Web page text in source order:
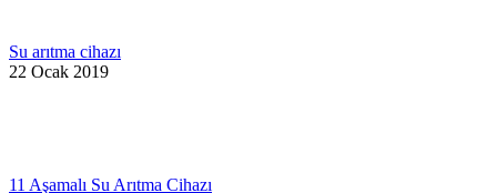
Su arıtma cihazı
22 Ocak 2019
11 Aşamalı Su Arıtma Cihazı